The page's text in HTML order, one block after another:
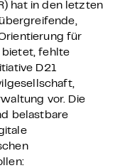
hat in den letzten
für
bietet, fehlte
D21
vor. Die
belastbare